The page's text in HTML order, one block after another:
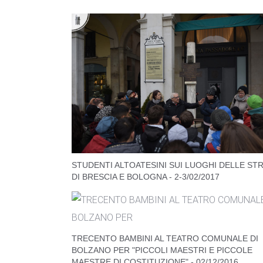
STUDENTI ALTOATESINI SUI LUOGHI DELLE
DI BRESCIA E BOLOGNA - 2-3/02/2017
TRECENTO BAMBINI AL TEATRO COMUNALE DI
BOLZANO PER "PICCOLI MAESTRI E PICCOLE